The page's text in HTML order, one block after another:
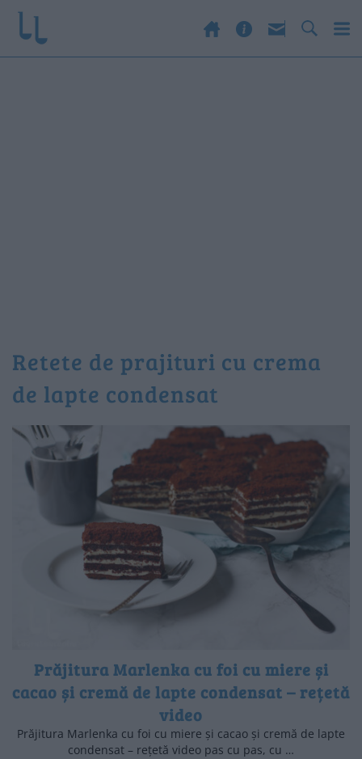
retete de prajituri cu crema
de lapte condensat
Prăjitura Marlenka cu foi cu miere și
cacao și cremă de lapte condensat – rețetă
video
Prăjitura Marlenka cu foi cu miere și cacao și cremă de lapte
condensat – rețetă video pas cu pas, cu …